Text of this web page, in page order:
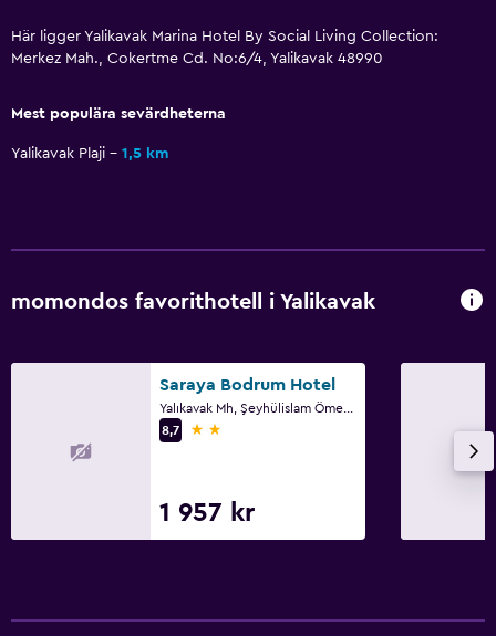
Här ligger Yalikavak Marina Hotel By Social Living Collection:
Merkez Mah., Cokertme Cd. No:6/4, Yalikavak 48990
Mest populära sevärdheterna
Yalikavak Plaji 1,5 km
momondos favorithotell i Yalikavak
Saraya Bodrum Hotel
8,7
2 stjärnor
1 957 kr